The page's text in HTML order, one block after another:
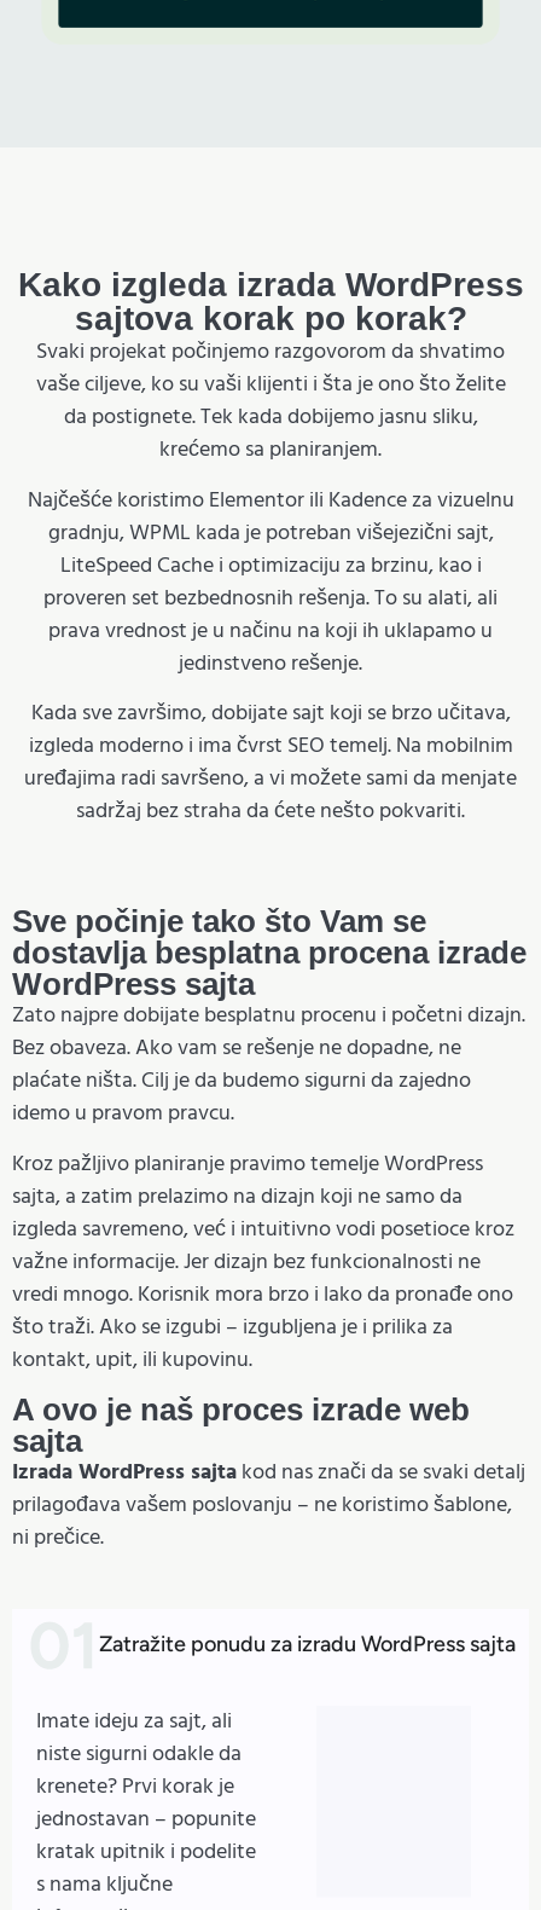
Kako izgleda izrada WordPress
sajtova korak po korak?
Svaki projekat počinjemo razgovorom da shvatimo
vaše ciljeve, ko su vaši klijenti i šta je ono što želite
da postignete. Tek kada dobijemo jasnu sliku,
krećemo sa planiranjem.
Najčešće koristimo Elementor ili Kadence za vizuelnu
gradnju, WPML kada je potreban višejezični sajt,
LiteSpeed Cache i optimizaciju za brzinu, kao i
proveren set bezbednosnih rešenja. To su alati, ali
prava vrednost je u načinu na koji ih uklapamo u
jedinstveno rešenje.
Kada sve završimo, dobijate sajt koji se brzo učitava,
izgleda moderno i ima čvrst SEO temelj. Na mobilnim
uređajima radi savršeno, a vi možete sami da menjate
sadržaj bez straha da ćete nešto pokvariti.
Sve počinje tako što Vam se
dostavlja besplatna procena izrade
WordPress sajta
Zato najpre dobijate besplatnu procenu i početni dizajn.
Bez obaveza. Ako vam se rešenje ne dopadne, ne
plaćate ništa. Cilj je da budemo sigurni da zajedno
idemo u pravom pravcu.
Kroz pažljivo planiranje pravimo temelje WordPress
sajta, a zatim prelazimo na dizajn koji ne samo da
izgleda savremeno, već i intuitivno vodi posetioce kroz
važne informacije. Jer dizajn bez funkcionalnosti ne
vredi mnogo. Korisnik mora brzo i lako da pronađe ono
što traži. Ako se izgubi – izgubljena je i prilika za
kontakt, upit, ili kupovinu.
A ovo je naš proces izrade web
sajta
Izrada WordPress sajtakod nas znači da se svaki detalj
prilagođava vašem poslovanju – ne koristimo šablone,
ni prečice.
Zatražite ponudu za izradu WordPress sajta
Imate ideju za sajt, ali
niste sigurni odakle da
krenete? Prvi korak je
jednostavan – popunite
kratak upitnik i podelite
s nama ključne